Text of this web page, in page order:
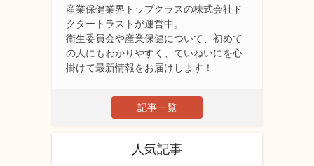
産業保健業界トップクラスの株式会社ド
クタートラストが運営中。
衛生委員会や産業保健について、初めて
の人にもわかりやすく、ていねいにを心
掛けて最新情報をお届けします！
記事一覧
人気記事